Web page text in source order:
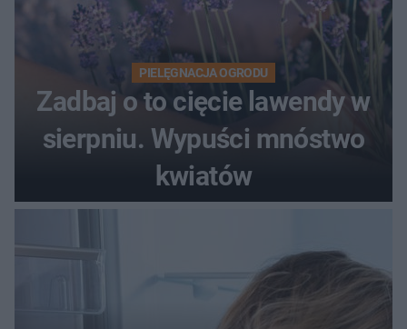
PIELĘGNACJA OGRODU
Zadbaj o to cięcie lawendy w
sierpniu. Wypuści mnóstwo
kwiatów